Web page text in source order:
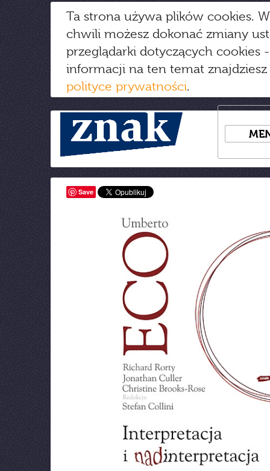
Ta strona używa plików cookies.
chwili możesz dokonać zmiany
przeglądarki dotyczących cookies
informacji na ten temat
polityce prywatności.
Save